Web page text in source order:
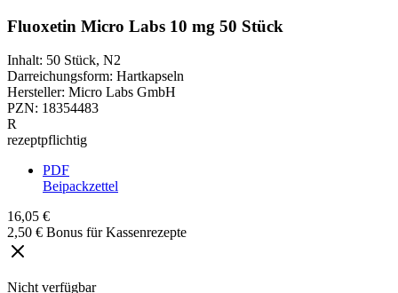
Fluoxetin Micro Labs 10 mg 50 Stück
Inhalt: 50 Stück, N2
Darreichungsform: Hartkapseln
Hersteller: Micro Labs GmbH
PZN: 18354483
R
rezeptpflichtig
PDF
Beipackzettel
16,05 €
2,50 € Bonus für Kassenrezepte
Nicht verfügbar